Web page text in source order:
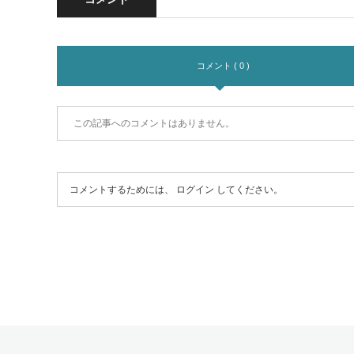
コメント ( 0 )
この記事へのコメントはありません。
コメントするためには、 ログイン してください。